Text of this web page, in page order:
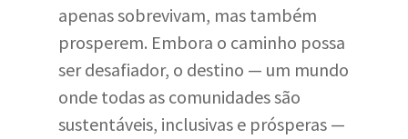
apenas sobrevivam, mas também
prosperem. Embora o caminho possa
ser desafiador, o destino — um mundo
onde todas as comunidades são
sustentáveis, inclusivas e prósperas —